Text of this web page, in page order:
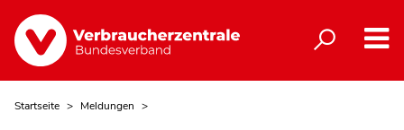
Startseite
Meldungen